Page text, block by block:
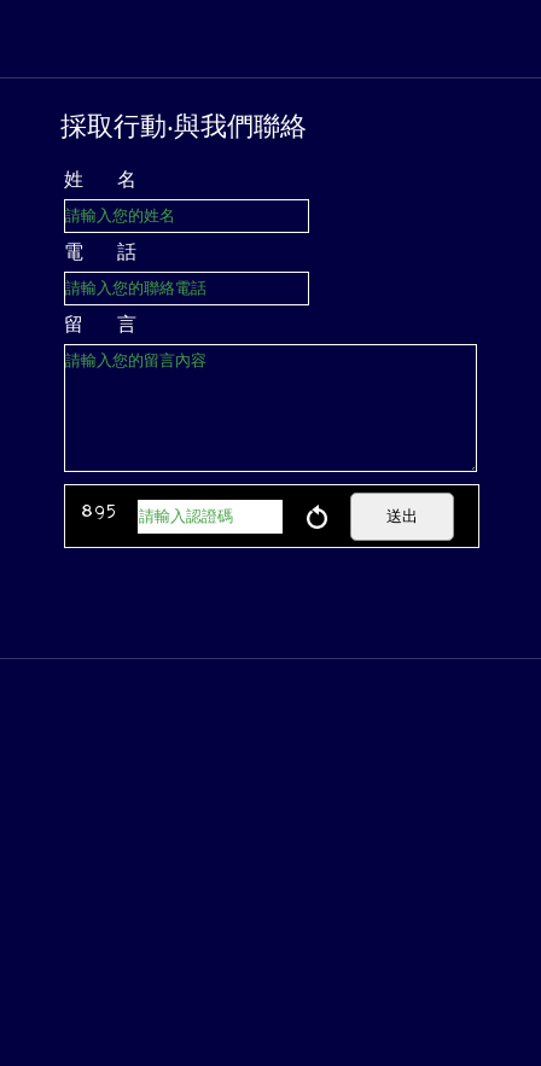
採取行動‧與我們聯絡